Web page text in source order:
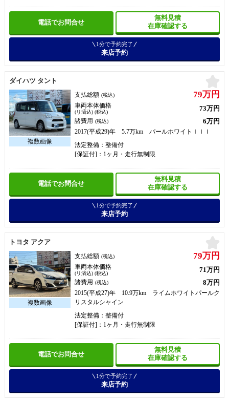
電話でお問合せ
無料見積
在庫確認する
1分で予約完了
来店予約
ダイハツ タント
支払総額 (税込) 79万円
車両本体価格
(リ済込) (税込) 73万円
諸費用 (税込) 6万円
2017(平成29)年 5.7万km パールホワイトＩＩＩ
法定整備：整備付
[保証付]：1ヶ月・走行無制限
電話でお問合せ
無料見積
在庫確認する
1分で予約完了
来店予約
トヨタ アクア
支払総額 (税込) 79万円
車両本体価格
(リ済込) (税込) 71万円
諸費用 (税込) 8万円
2015(平成27)年 10.9万km ライムホワイトパールク
リスタルシャイン
法定整備：整備付
[保証付]：1ヶ月・走行無制限
電話でお問合せ
無料見積
在庫確認する
1分で予約完了
来店予約